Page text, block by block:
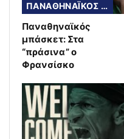
ΠΑΝΑΘΗΝΑΪΚΟΣ ΜΠΑΣΚΕΤ
Παναθηναϊκός
μπάσκετ: Στα
“πράσινα” ο
Φρανσίσκο